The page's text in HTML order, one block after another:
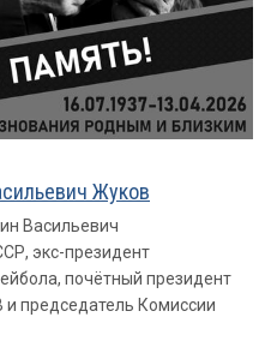
Жуков
Васильевич
экс-президент
почётный президент
председатель Комиссии